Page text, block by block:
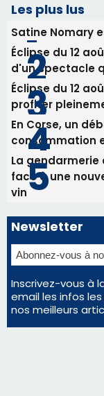
Tennis - Début
RCPV
31/07/2026 08:22
82ème
Commandant
Les plus lus
Satine Nomary
Éclipse du 12
d'un spectacle
Éclipse du 12
profiter
En Corse, un
consommation